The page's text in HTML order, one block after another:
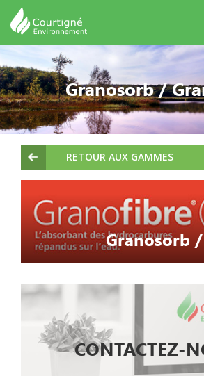
Granosorb /
RETOUR AUX GAMMES
Granosorb
CONTACTEZ-